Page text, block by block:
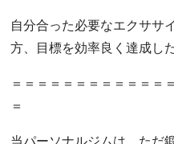
自分合った必要なエクササ
方、目標を効率良く達成し
＝＝＝＝＝＝＝＝＝＝＝＝
＝
当パーソナルジムは、ただ